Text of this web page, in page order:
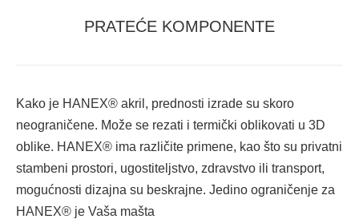
PRATEĆE KOMPONENTE
Kako je HANEX® akril, prednosti izrade su skoro
neograničene. Može se rezati i termički oblikovati u 3D
oblike. HANEX® ima različite primene, kao što su privatni
stambeni prostori, ugostiteljstvo, zdravstvo ili transport,
mogućnosti dizajna su beskrajne. Jedino ograničenje za
HANEX® je Vaša mašta